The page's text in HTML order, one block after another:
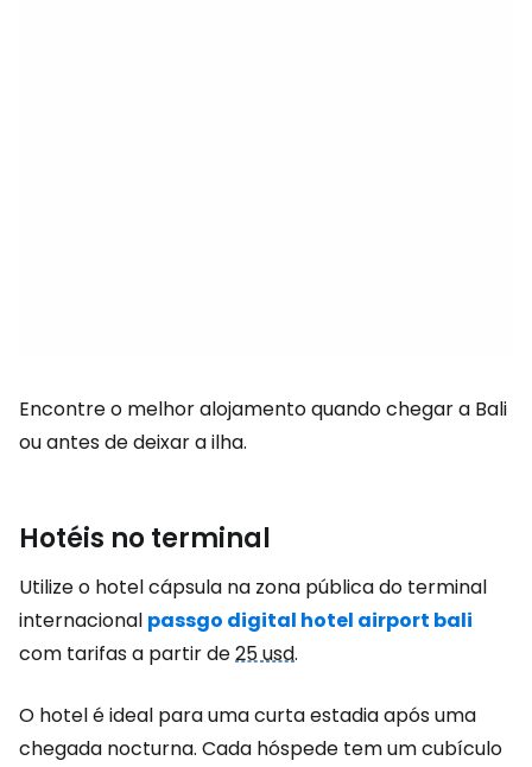
Encontre o melhor alojamento quando chegar a Bali
ou antes de deixar a ilha.
Hotéis no terminal
Utilize o hotel cápsula na zona pública do terminal
internacional passgo digital hotel airport bali
com tarifas a partir de25 usd.
O hotel é ideal para uma curta estadia após uma
chegada nocturna. Cada hóspede tem um cubículo